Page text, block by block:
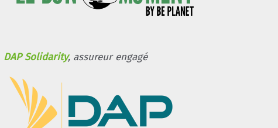
DAP Solidarity, assureur engagé